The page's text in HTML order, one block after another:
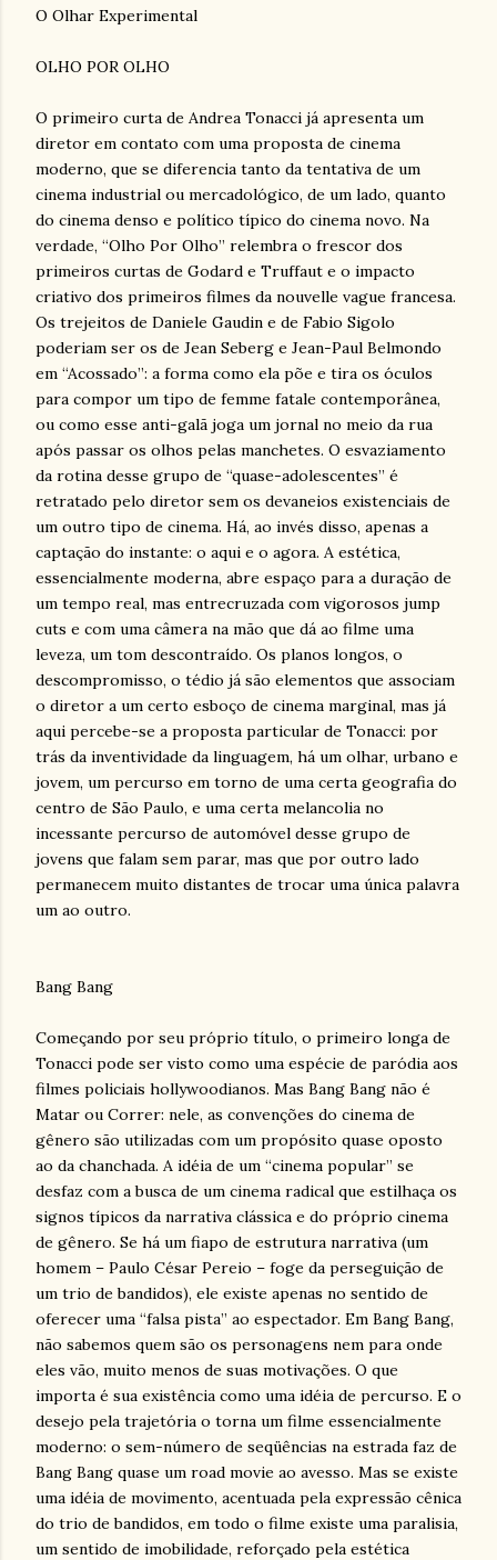
O Olhar Experimental
OLHO POR OLHO
O primeiro curta de Andrea Tonacci já apresenta um
diretor em contato com uma proposta de cinema
moderno, que se diferencia tanto da tentativa de um
cinema industrial ou mercadológico, de um lado, quanto
do cinema denso e político típico do cinema novo. Na
verdade, “Olho Por Olho” relembra o frescor dos
primeiros curtas de Godard e Truffaut e o impacto
criativo dos primeiros filmes da nouvelle vague francesa.
Os trejeitos de Daniele Gaudin e de Fabio Sigolo
poderiam ser os de Jean Seberg e Jean-Paul Belmondo
em “Acossado”: a forma como ela põe e tira os óculos
para compor um tipo de femme fatale contemporânea,
ou como esse anti-galã joga um jornal no meio da rua
após passar os olhos pelas manchetes. O esvaziamento
da rotina desse grupo de “quase-adolescentes” é
retratado pelo diretor sem os devaneios existenciais de
um outro tipo de cinema. Há, ao invés disso, apenas a
captação do instante: o aqui e o agora. A estética,
essencialmente moderna, abre espaço para a duração de
um tempo real, mas entrecruzada com vigorosos jump
cuts e com uma câmera na mão que dá ao filme uma
leveza, um tom descontraído. Os planos longos, o
descompromisso, o tédio já são elementos que associam
o diretor a um certo esboço de cinema marginal, mas já
aqui percebe-se a proposta particular de Tonacci: por
trás da inventividade da linguagem, há um olhar, urbano e
jovem, um percurso em torno de uma certa geografia do
centro de São Paulo, e uma certa melancolia no
incessante percurso de automóvel desse grupo de
jovens que falam sem parar, mas que por outro lado
permanecem muito distantes de trocar uma única palavra
um ao outro.
Bang Bang
Começando por seu próprio título, o primeiro longa de
Tonacci pode ser visto como uma espécie de paródia aos
filmes policiais hollywoodianos. Mas Bang Bang não é
Matar ou Correr: nele, as convenções do cinema de
gênero são utilizadas com um propósito quase oposto
ao da chanchada. A idéia de um “cinema popular” se
desfaz com a busca de um cinema radical que estilhaça os
signos típicos da narrativa clássica e do próprio cinema
de gênero. Se há um fiapo de estrutura narrativa (um
homem – Paulo César Pereio – foge da perseguição de
um trio de bandidos), ele existe apenas no sentido de
oferecer uma “falsa pista” ao espectador. Em Bang Bang,
não sabemos quem são os personagens nem para onde
eles vão, muito menos de suas motivações. O que
importa é sua existência como uma idéia de percurso. E o
desejo pela trajetória o torna um filme essencialmente
moderno: o sem-número de seqüências na estrada faz de
Bang Bang quase um road movie ao avesso. Mas se existe
uma idéia de movimento, acentuada pela expressão cênica
do trio de bandidos, em todo o filme existe uma paralisia,
um sentido de imobilidade, reforçado pela estética